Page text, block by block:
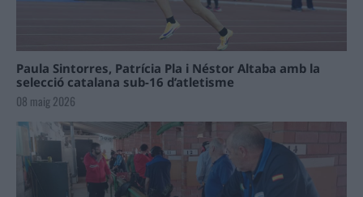
Paula Sintorres, Patrícia Pla i Néstor Altaba amb la
selecció catalana sub-16 d’atletisme
08 maig 2026